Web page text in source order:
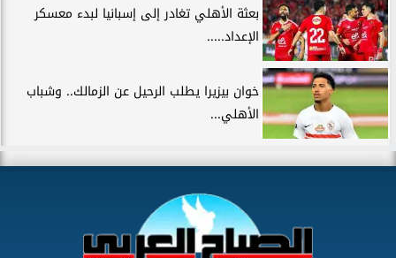
بعثة الأهلي تغادر إلى إسبانيا لبدء معسكر
الإعداد.....
خوان بيزيرا يطلب الرحيل عن الزمالك.. وشباب
الأهلي...